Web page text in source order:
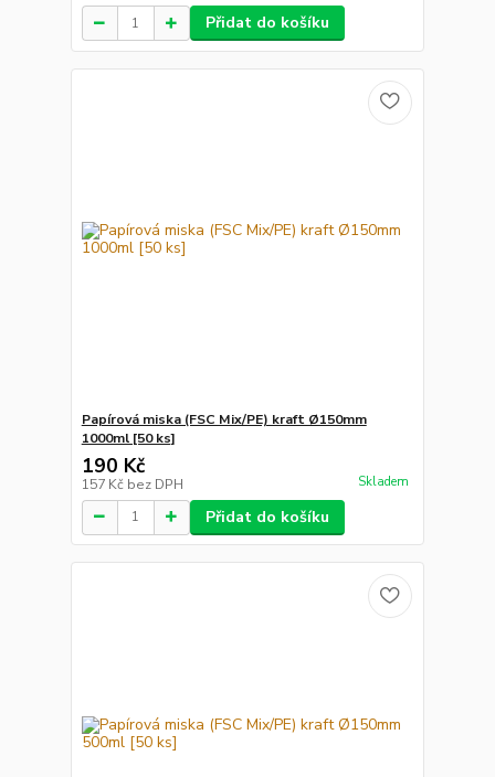
Přidat do košíku
Papírová miska (FSC Mix/PE) kraft Ø150mm
1000ml [50 ks]
190 Kč
157 Kč bez DPH Skladem
Přidat do košíku